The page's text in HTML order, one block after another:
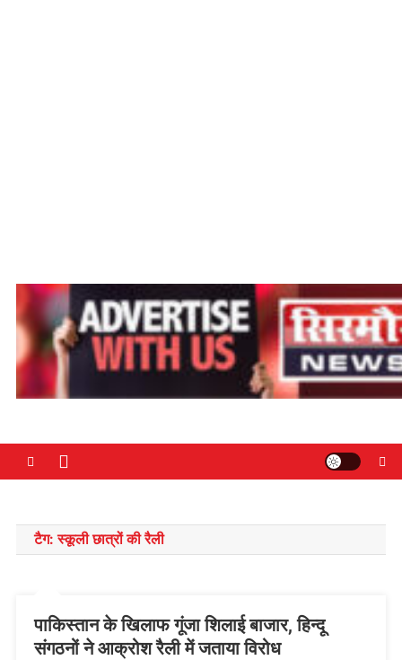
टैग:स्कूली छात्रों की रैली
पाकिस्तान के खिलाफ गूंजा शिलाई बाजार, हिन्दू
संगठनों ने आक्रोश रैली में जताया विरोध